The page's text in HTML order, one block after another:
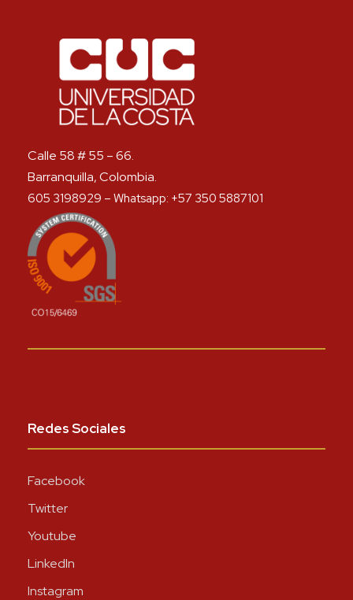
Calle 58 # 55 – 66.
Barranquilla, Colombia.
605 3198929 – Whatsapp: +57 350 5887101
Redes Sociales
Facebook
Twitter
Youtube
LinkedIn
Instagram